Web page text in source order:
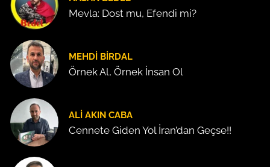
Mevla: Dost mu, Efendi mi?
MEHDI BIRDAL
Örnek Al, Örnek İnsan Ol
ALI AKIN CABA
Cennete Giden Yol İran’dan Geçse!!